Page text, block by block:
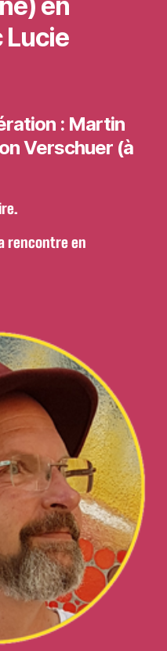
Lucie
: Martin
Verschuer (à
rencontre en